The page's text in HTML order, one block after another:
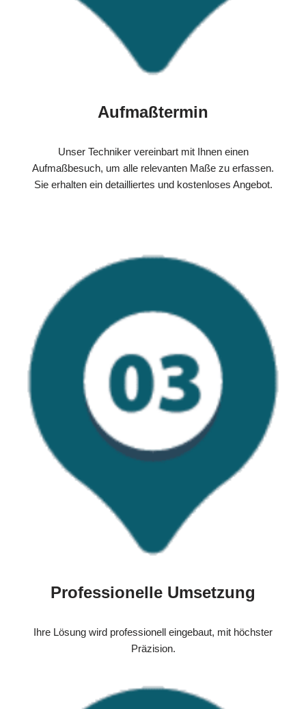
Aufmaßtermin
Unser Techniker vereinbart mit Ihnen einen
Aufmaßbesuch, um alle relevanten Maße zu erfassen.
Sie erhalten ein detailliertes und kostenloses Angebot.
Professionelle Umsetzung
Ihre Lösung wird professionell eingebaut, mit höchster
Präzision.